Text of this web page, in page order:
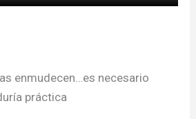
enmudecen…es necesario
práctica